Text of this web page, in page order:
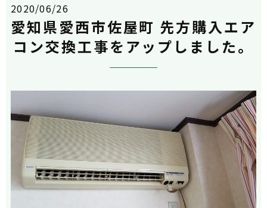
2020/06/26
愛知県愛西市佐屋町 先方購入エア
コン交換工事をアップしました。